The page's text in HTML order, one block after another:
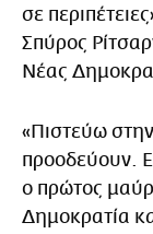
σε
Σπύρος
Νέας
«Πιστεύω
προοδεύουν.
ο πρώτος
Δημοκρατία